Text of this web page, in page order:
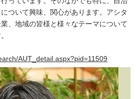
ついて興味、関心があります。アシタ
、地域の皆様と様々なテーマについて
AUT_detail.aspx?pid=11509